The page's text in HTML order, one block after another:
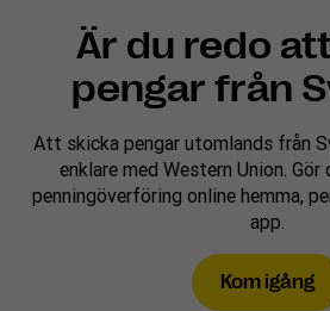
Är du redo
pengar från
Att skicka pengar utomlands från
enklare med Western Union.
penningöverföring online hemma,
app.
Kom igång